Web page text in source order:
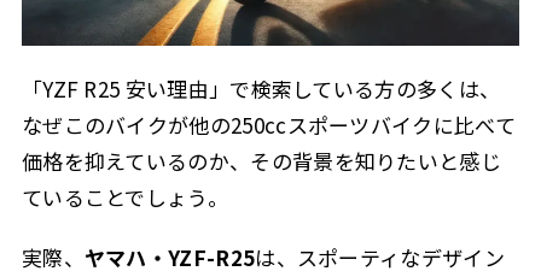
「YZF R25 安い理由」で検索している方の多くは、
なぜこのバイクが他の250ccスポーツバイクに比べて
価格を抑えているのか、その背景を知りたいと感じ
ていることでしょう。
実際、 ヤマハ・YZF-R25は、スポーティなデザイン